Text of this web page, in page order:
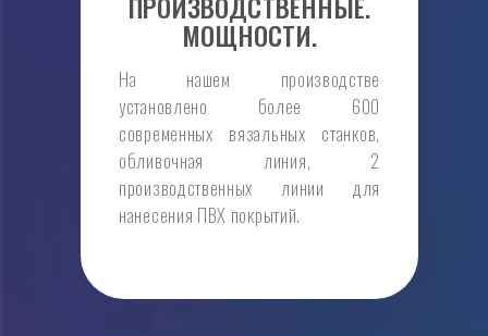
МОЩНОСТИ.
На нашем производстве
установлено более 600
современных вязальных станков,
обливочная линия, 2
производственных линии для
нанесения ПВХ покрытий.